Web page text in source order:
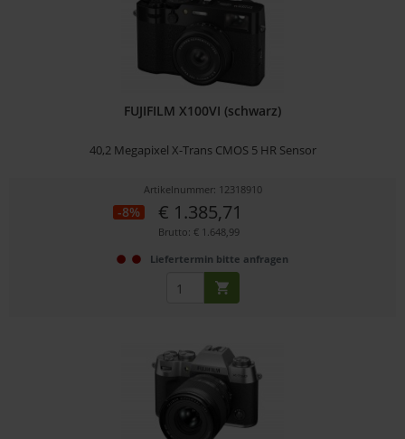
FUJIFILM X100VI (schwarz)
40,2 Megapixel X-Trans CMOS 5 HR Sensor
Artikelnummer: 12318910
-8% € 1.385,71
Brutto: € 1.648,99
Liefertermin bitte anfragen